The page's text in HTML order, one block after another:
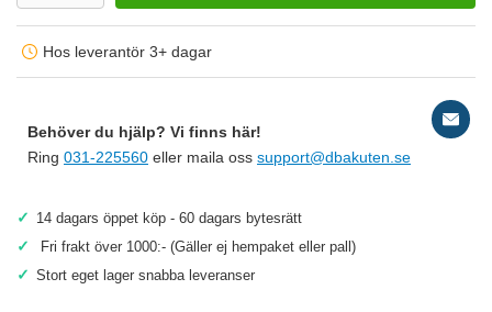
Hos leverantör 3+ dagar
Behöver du hjälp? Vi finns här!
Ring 031-225560 eller maila oss support@dbakuten.se
✓ 14 dagars öppet köp - 60 dagars bytesrätt
✓ Fri frakt över 1000:- (Gäller ej hempaket eller pall)
✓ Stort eget lager snabba leveranser